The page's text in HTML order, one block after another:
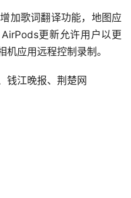
加歌词翻译功能，地图应
更新允许用户以更
应用远程控制录制。
钱江晚报、荆楚网